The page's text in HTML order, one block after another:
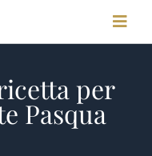
per
Pasqua